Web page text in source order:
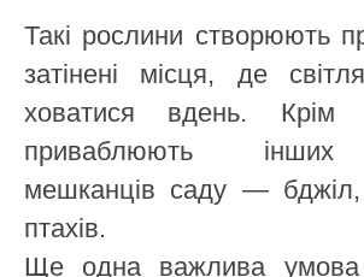
Такі рослини створюють
затінені місця, де
ховатися вдень. Крім
приваблюють інших
мешканців саду — бджіл,
птахів.
Ще одна важлива